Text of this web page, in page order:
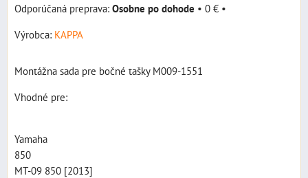
Osobne po dohode • 0 € •
Výrobca: KAPPA
Montážna sada pre bočné tašky M009-1551
Vhodné pre:
Yamaha
850
MT-09 850 [2013]